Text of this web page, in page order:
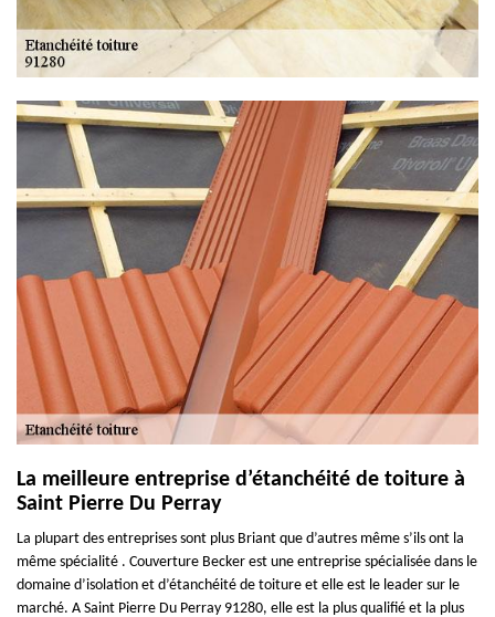
La meilleure entreprise d’étanchéité de toiture à
Saint Pierre Du Perray
La plupart des entreprises sont plus Briant que d’autres même s’ils ont la
même spécialité . Couverture Becker est une entreprise spécialisée dans le
domaine d’isolation et d’étanchéité de toiture et elle est le leader sur le
marché. A Saint Pierre Du Perray 91280, elle est la plus qualifié et la plus